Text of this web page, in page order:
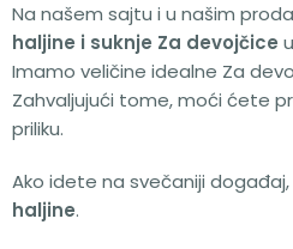
Na našem sajtu i u našim
haljine i suknje Za devojčice
Imamo veličine idealne Za
Zahvaljujući tome, moći ćete
priliku.
Ako idete na svečaniji događaj,
haljine.